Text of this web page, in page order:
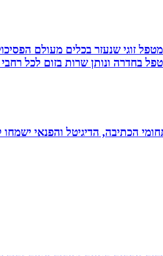
זוגי שנעזר בכלים מעולם
הכתיבה, הדיגיטל והפנאי ישמחו